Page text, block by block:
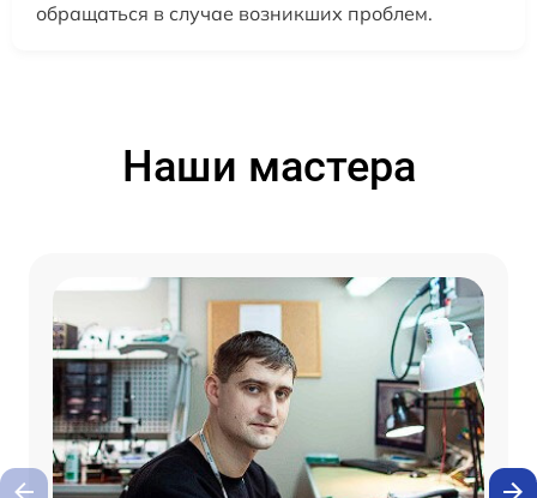
обращаться в случае возникших проблем.
Наши мастера